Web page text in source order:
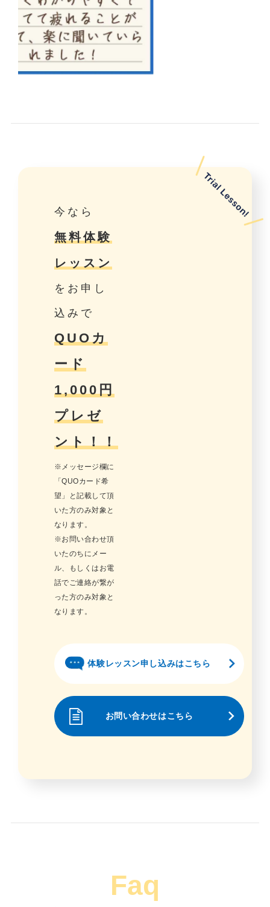
今なら
無料体験
レッスン
をお申し
込みで
QUOカ
ード
1,000円
プレゼ
ント！！
※メッセージ欄に
「QUOカード希
望」と記載して頂
いた方のみ対象と
なります。
※お問い合わせ頂
いたのちにメー
ル、もしくはお電
話でご連絡が繋が
った方のみ対象と
なります。
体験レッスン申し込みはこちら
お問い合わせはこちら
Faq